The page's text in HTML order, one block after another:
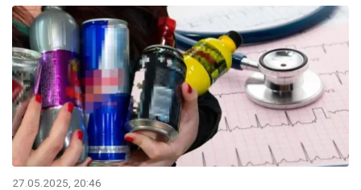
27.05.2025, 20:46